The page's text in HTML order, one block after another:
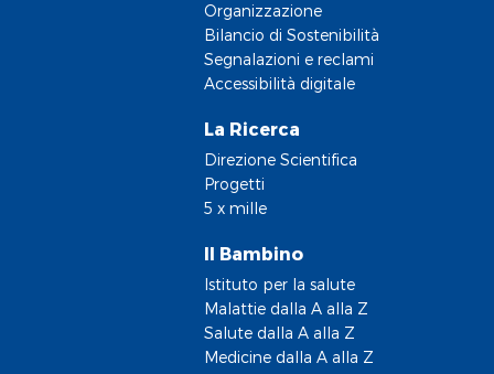
Organizzazione
Bilancio di Sostenibilità
Segnalazioni e reclami
Accessibilità digitale
La Ricerca
Direzione Scientifica
Progetti
5 x mille
Il Bambino
Istituto per la salute
Malattie dalla A alla Z
Salute dalla A alla Z
Medicine dalla A alla Z